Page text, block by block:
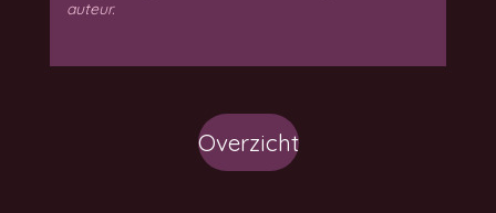
auteur.
Overzicht